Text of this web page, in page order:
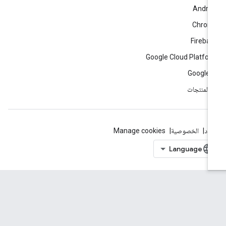
Google Cloud
Google
المنتجات
الخصوصية Manage cookies